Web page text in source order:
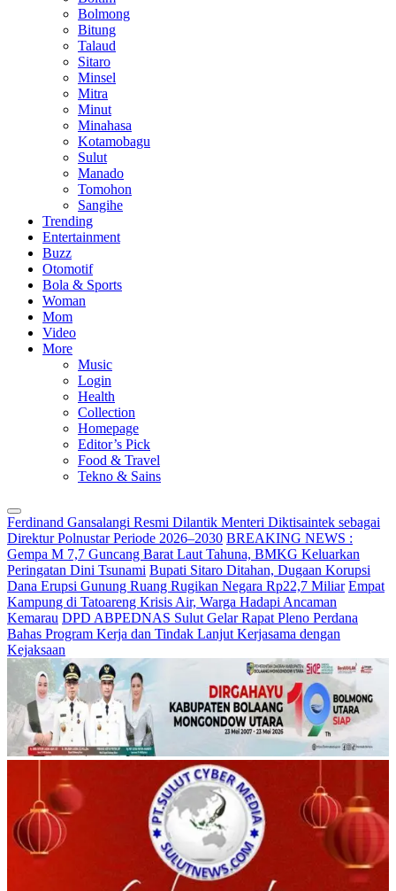
Bolmong
Bitung
Talaud
Sitaro
Minsel
Mitra
Minut
Minahasa
Kotamobagu
Sulut
Manado
Tomohon
Sangihe
Trending
Entertainment
Buzz
Otomotif
Bola & Sports
Woman
Mom
Video
More
Music
Login
Health
Collection
Homepage
Editor’s Pick
Food & Travel
Tekno & Sains
Ferdinand Gansalangi Resmi Dilantik Menteri Diktisaintek sebagai
Direktur Polnustar Periode 2026–2030 BREAKING NEWS :
Gempa M 7,7 Guncang Barat Laut Tahuna, BMKG Keluarkan
Peringatan Dini Tsunami Bupati Sitaro Ditahan, Dugaan Korupsi
Dana Erupsi Gunung Ruang Rugikan Negara Rp22,7 Miliar Empat
Kampung di Tatoareng Krisis Air, Warga Hadapi Ancaman
Kemarau DPD ABPEDNAS Sulut Gelar Rapat Pleno Perdana
Bahas Program Kerja dan Tindak Lanjut Kerjasama dengan
Kejaksaan